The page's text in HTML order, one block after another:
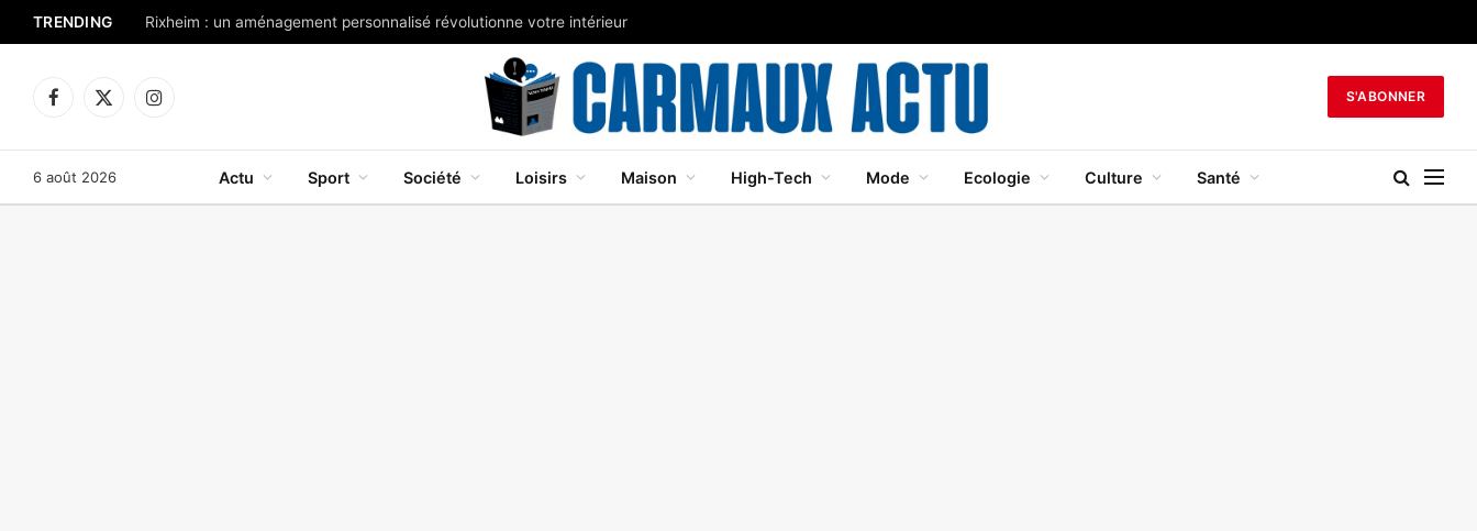
TRENDING Rixheim : un aménagement personnalisé révolutionne votre intérieur
Facebook
X
Instagram
S'ABONNER
6 août 2026 Actu Sport Société Loisirs Maison High-Tech Mode Ecologie Culture Santé